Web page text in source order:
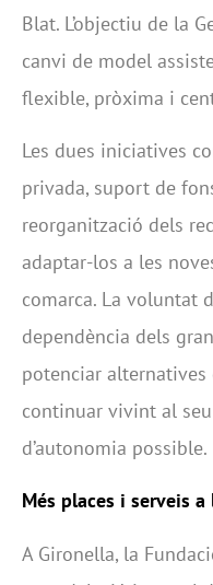
Blat. L’objectiu de la
canvi de model
flexible, pròxima i
Les dues iniciatives
privada, suport de
reorganització dels
adaptar-los a les
comarca. La voluntat
dependència dels
potenciar
continuar vivint al
d’autonomia possible.
Més places i serveis
A Gironella, la